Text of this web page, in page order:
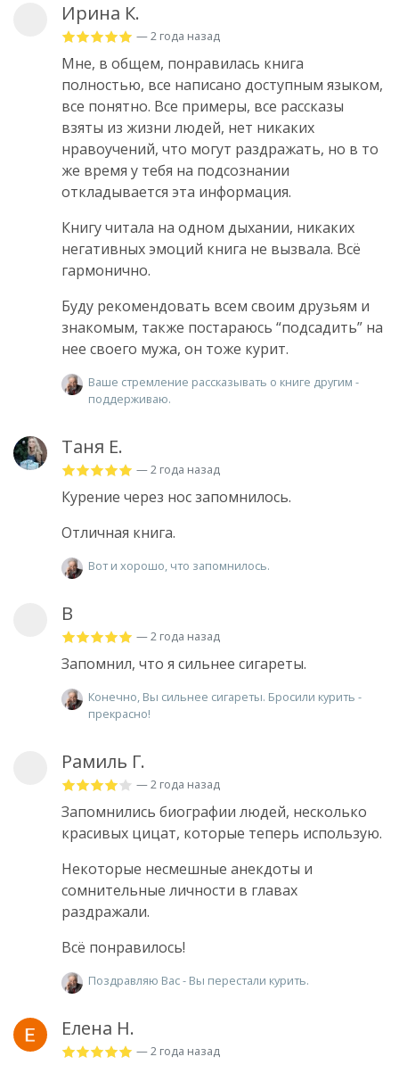
Ирина К.
— 2 года назад
Мне, в общем, понравилась книга
полностью, все написано доступным языком,
все понятно. Все примеры, все рассказы
взяты из жизни людей, нет никаких
нравоучений, что могут раздражать, но в то
же время у тебя на подсознании
откладывается эта информация.
Книгу читала на одном дыхании, никаких
негативных эмоций книга не вызвала. Всё
гармонично.
Буду рекомендовать всем своим друзьям и
знакомым, также постараюсь “подсадить” на
нее своего мужа, он тоже курит.
Ваше стремление рассказывать о книге другим -
поддерживаю.
Таня Е.
— 2 года назад
Курение через нос запомнилось.
Отличная книга.
Вот и хорошо, что запомнилось.
В
— 2 года назад
Запомнил, что я сильнее сигареты.
Конечно, Вы сильнее сигареты. Бросили курить -
прекрасно!
Рамиль Г.
— 2 года назад
Запомнились биографии людей, несколько
красивых цицат, которые теперь использую.
Некоторые несмешные анекдоты и
сомнительные личности в главах
раздражали.
Всё понравилось!
Поздравляю Вас - Вы перестали курить.
Елена Н.
— 2 года назад